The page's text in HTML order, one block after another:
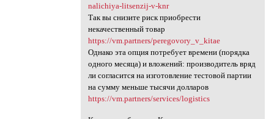
nalichiya-litsenzij-v-knr
Так вы снизите риск приобрести
некачественный товар
https://vm.partners/peregovory_v_kitae
Однако эта опция потребует времени (порядка
одного месяца) и вложений: производитель вряд
ли согласится на изготовление тестовой партии
на сумму меньше тысячи долларов
https://vm.partners/services/logistics